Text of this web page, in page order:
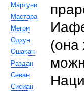
Мартуни
Мастара
Мегри
Одзун
Ошакан
Раздан
Севан
Сисиан